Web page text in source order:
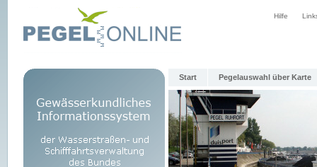
Hilfe
Start Pegelauswahl über Karte